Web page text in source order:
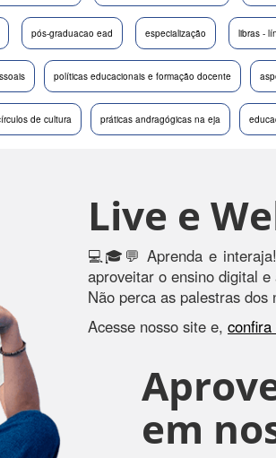
pós-graduacao ead especialização libras -
políticas educacionais e formação docente
de cultura práticas andragógicas na eja
Live e
💻🎓💬 Aprenda e
aproveitar o ensino digital
Não perca as palestras dos
Acesse nosso site e,
em